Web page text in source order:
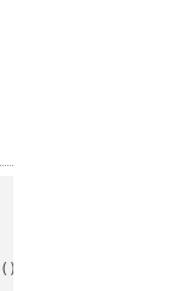
();